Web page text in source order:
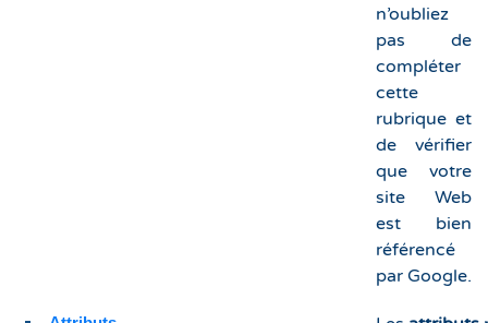
n’oubliez
pas de
compléter
cette
rubrique et
de vérifier
que votre
site Web
est bien
référencé
par Google.